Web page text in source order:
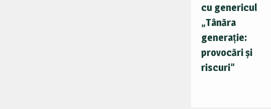
cu genericul
„Tânăra
generație:
provocări și
riscuri”